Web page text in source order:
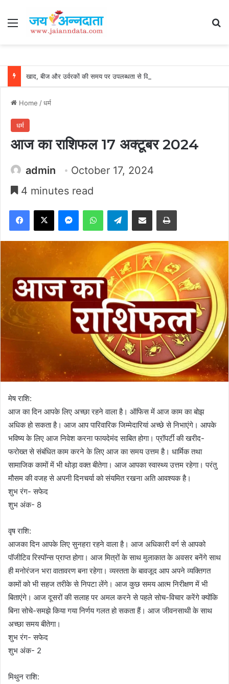
Menu
Home /धर्म
धर्म
आज का राशिफल 17 अक्टूबर 2024
admin
October 17, 2024
4 minutes read
Facebook
X MessengerWhatsAppTelegramShare via Email Print
मेष राशि:
आज का दिन आपके लिए अच्छा रहने वाला है। ऑफिस में आज काम का बोझ
अधिक हो सकता है। आज आप पारिवारिक जिम्मेदारियां अच्छे से निभाएंगे। आपके
भविष्य के लिए आज निवेश करना फायदेमंद साबित होगा। प्रॉपर्टी की खरीद-
फरोख्त से संबंधित काम करने के लिए आज का समय उत्तम है। धार्मिक तथा
सामाजिक कामों में भी थोड़ा वक्त बीतेगा। आज आपका स्वास्थ्य उत्तम रहेगा। परंतु
मौसम की वजह से अपनी दिनचर्या को संयमित रखना अति आवश्यक है।
शुभ रंग- सफेद
शुभ अंक- 8
वृष राशि:
आजका दिन आपके लिए सुनहरा रहने वाला है। आज अधिकारी वर्ग से आपको
पॉजीटिव रिस्पॉन्स प्राप्त होगा। आज मित्रों के साथ मुलाकात के अवसर बनेंगे साथ
ही मनोरंजन भरा वातावरण बना रहेगा। व्यस्तता के बावजूद आप अपने व्यक्तिगत
कामों को भी सहज तरीके से निपटा लेंगे। आज कुछ समय आत्म निरीक्षण में भी
बिताएंगे। आज दूसरों की सलाह पर अमल करने से पहले सोच-विचार करेंगे क्योंकि
बिना सोचे-समझे किया गया निर्णय गलत हो सकता हैं। आज जीवनसाथी के साथ
अच्छा समय बीतेगा।
शुभ रंग- सफेद
शुभ अंक- 2
मिथुन राशि: